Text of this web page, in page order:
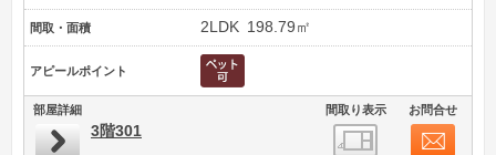
間取・面積 2LDK 198.79㎡
アピールポイント
部屋詳細 間取り表示 お問合せ
3階301